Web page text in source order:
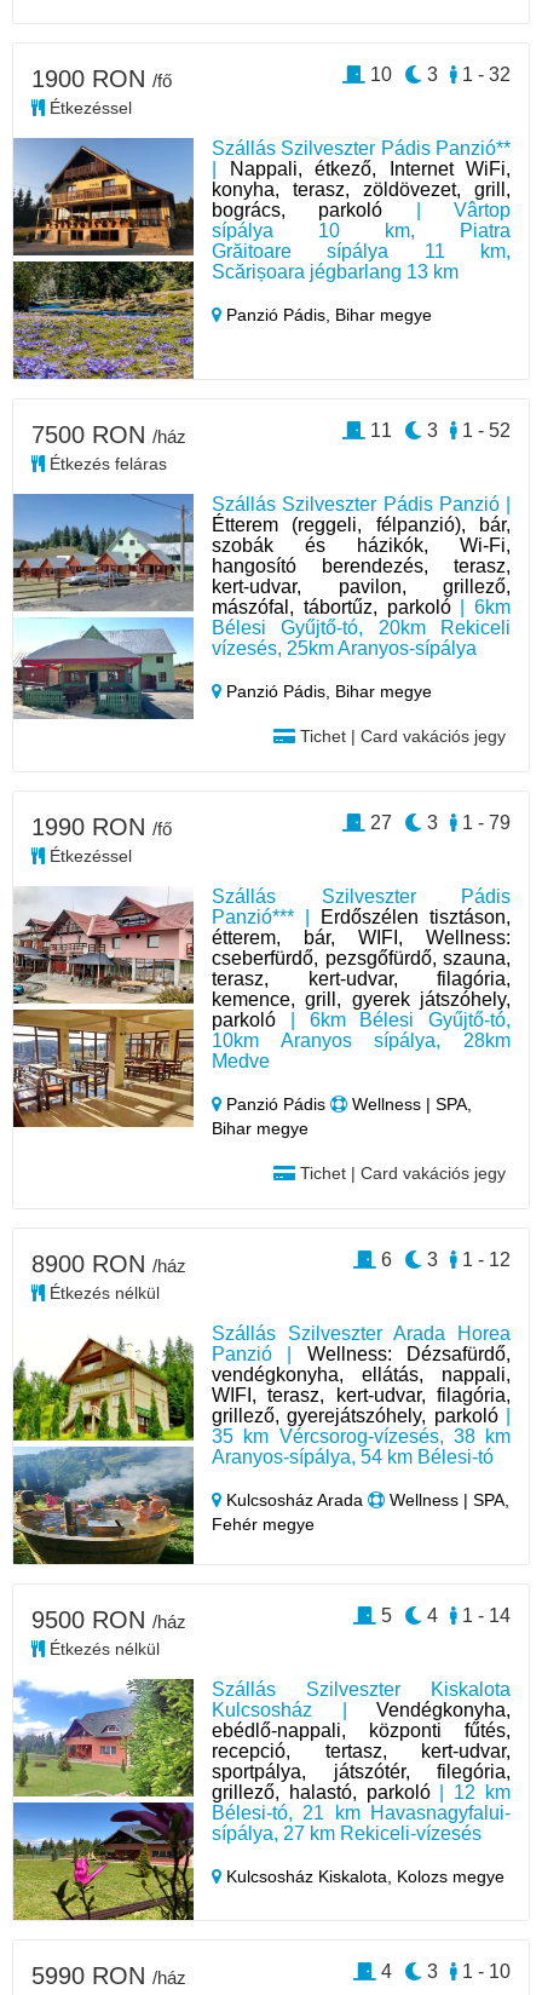
Szállás Szilveszter Pádis Panzió**
Nappali, étkező, Internet WiFi,
konyha, terasz, zöldövezet, grill,
bogrács, parkoló | Vârtop
sípálya 10 km, Piatra
Grăitoare sípálya 11 km,
Scărișoara jégbarlang 13 km
Panzió Pádis, Bihar megye
1900 RON /fő
Étkezéssel
1 - 32
3
10
Szállás Szilveszter Pádis Panzió |
Étterem (reggeli, félpanzió), bár,
szobák és házikók, Wi-Fi,
hangosító berendezés, terasz,
kert-udvar, pavilon, grillező,
mászófal, tábortűz, parkoló| 6km
Bélesi Gyűjtő-tó, 20km Rekiceli
vízesés, 25km Aranyos-sípálya
Panzió Pádis, Bihar megye
Tichet | Card vakációs jegy
7500 RON /ház
Étkezés feláras
1 - 52
3
11
Szállás Szilveszter Pádis
Panzió*** |
Erdőszélen tisztáson,
étterem, bár, WIFI, Wellness:
cseberfürdő, pezsgőfürdő, szauna,
terasz, kert-udvar, filagória,
kemence, grill, gyerek játszóhely,
parkoló | 6km Bélesi Gyűjtő-tó,
10km Aranyos sípálya, 28km
Medve
Panzió Pádis
Wellness | SPA,
Bihar megye
Tichet | Card vakációs jegy
1990 RON /fő
Étkezéssel
1 - 79
3
27
Szállás Szilveszter Arada Horea
Panzió | Wellness: Dézsafürdő,
vendégkonyha, ellátás, nappali,
WIFI, terasz, kert-udvar, filagória,
grillező, gyerejátszóhely, parkoló|
35 km Vércsorog-vízesés, 38 km
Aranyos-sípálya, 54 km Bélesi-tó
Kulcsosház Arada
Wellness | SPA,
Fehér megye
8900 RON /ház
Étkezés nélkül
1 - 12
3
6
Szállás Szilveszter Kiskalota
Kulcsosház | Vendégkonyha,
ebédlő-nappali, központi fűtés,
recepció, tertasz, kert-udvar,
sportpálya, játszótér, filegória,
grillező, halastó, parkoló| 12 km
Bélesi-tó, 21 km Havasnagyfalui-
sípálya, 27 km Rekiceli-vízesés
Kulcsosház Kiskalota, Kolozs megye
9500 RON /ház
Étkezés nélkül
1 - 14
4
5
5990 RON /ház 1 - 10
3
4